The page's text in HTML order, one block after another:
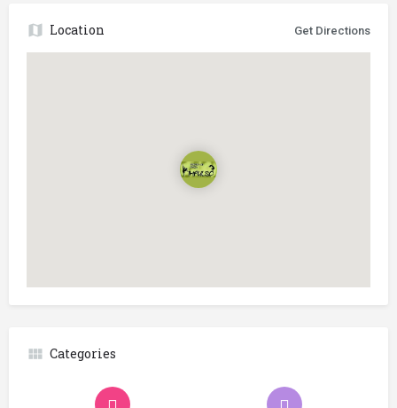
Location Get Directions
Categories